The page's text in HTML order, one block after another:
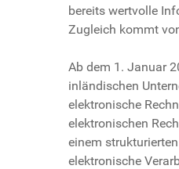
bereits wertvolle
Zugleich kommt
Ab dem 1. Januar
inländischen
elektronische
elektronischen
einem
elektronische